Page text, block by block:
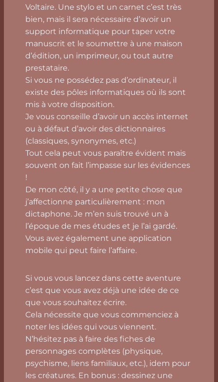
Voltaire. Une stylo et un carnet c’est très
bien, mais il sera nécessaire d’avoir un
support informatique pour taper votre
manuscrit et le soumettre à une maison
d’édition, un imprimeur, ou tout autre
prestataire.
Si vous ne possédez pas d’ordinateur, il
existe des pôles informatiques où ils sont
mis à votre disposition.
Je vous conseille d’avoir un accès internet
ou à défaut d’avoir des dictionnaires
(classiques, synonymes, etc.)
Tout cela peut vous paraître évident mais
souvent on fait l’impasse sur les évidences
!
De mon côté, il y a une petite chose que
j’affectionne particulièrement : mon
dictaphone. Je m’en suis trouvé un à
l’époque de mes études et je l’ai gardé.
Vous avez également une application
mobile qui peut faire l’affaire.
Si vous vous lancez dans cette aventure
c’est que vous avez déjà une idée de ce
que vous souhaitez écrire.
Cela nécessite que vous commenciez à
noter les idées qui vous viennent.
N’hésitez pas à faire des fiches de
personnages complètes (physique,
psychisme, liens familiaux, etc.), idem pour
les créatures. En bonus : dessinez une